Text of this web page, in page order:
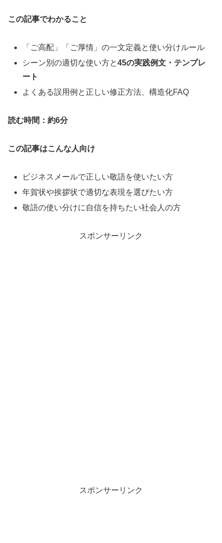
この記事でわかること
「ご高配」「ご厚情」の一文定義と使い分けルール
シーン別の適切な使い方と45の実践例文・テンプレ
ート
よくある誤用例と正しい修正方法、構造化FAQ
読む時間：約6分
この記事はこんな人向け
ビジネスメールで正しい敬語を使いたい方
年賀状や挨拶状で適切な表現を選びたい方
敬語の使い分けに自信を持ちたい社会人の方
スポンサーリンク
スポンサーリンク